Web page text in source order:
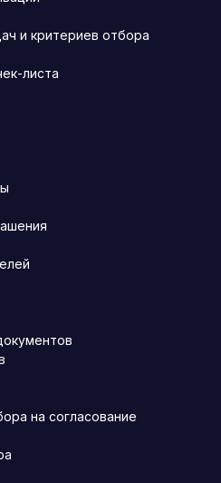
и критериев отбора
листа
на согласование